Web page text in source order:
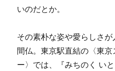
いのだとか。
その素朴な姿や愛らしさ
間仏。東京駅直結の〈東
ー〉では、『みちのく い